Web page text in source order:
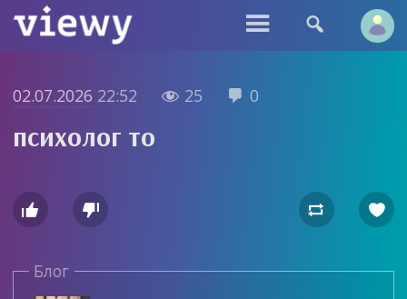
 
02.07.2026 22:52  25  0
психолог то
   
Блог